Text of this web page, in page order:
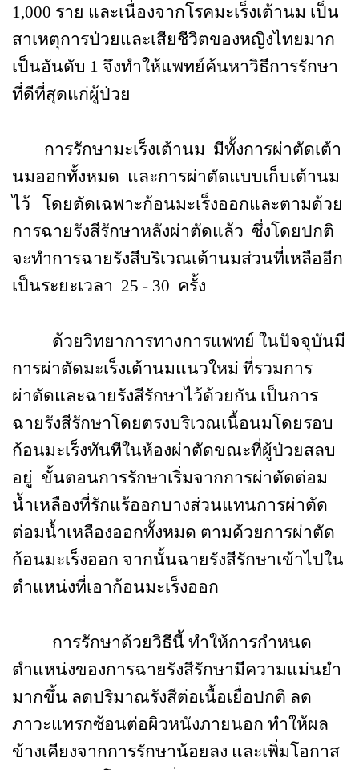
1,000 ราย และเนื่องจากโรคมะเร็งเต้านม เป็น
สาเหตุการป่วยและเสียชีวิตของหญิงไทยมาก
เป็นอันดับ 1 จึงทำให้แพทย์ค้นหาวิธีการรักษา
ที่ดีที่สุดแก่ผู้ป่วย
การรักษามะเร็งเต้านม มีทั้งการผ่าตัดเต้า
นมออกทั้งหมด และการผ่าตัดแบบเก็บเต้านม
ไว้
โดยตัดเฉพาะก้อนมะเร็งออกและตามด้วย
การฉายรังสีรักษาหลังผ่าตัดแล้ว ซึ่งโดยปกติ
จะทำการฉายรังสีบริเวณเต้านมส่วนที่เหลืออีก
เป็นระยะเวลา 25 - 30 ครั้ง
ด้วยวิทยาการทางการแพทย์ ในปัจจุบันมี
การผ่าตัดมะเร็งเต้านมแนวใหม่ ที่รวมการ
ผ่าตัดและฉายรังสีรักษาไว้ด้วยกัน เป็นการ
ฉายรังสีรักษาโดยตรงบริเวณเนื้อนมโดยรอบ
ก้อนมะเร็งทันทีในห้องผ่าตัดขณะที่ผู้ป่วยสลบ
อยู่ ขั้นตอนการรักษาเริ่มจากการผ่าตัดต่อม
น้ำเหลืองที่รักแร้ออกบางส่วนแทนการผ่าตัด
ต่อมน้ำเหลืองออกทั้งหมด ตามด้วยการผ่าตัด
ก้อนมะเร็งออก จากนั้นฉายรังสีรักษาเข้าไปใน
ตำแหน่งที่เอาก้อนมะเร็งออก
การรักษาด้วยวิธีนี้ ทำให้การกำหนด
ตำแหน่งของการฉายรังสีรักษามีความแม่นยำ
มากขึ้น ลดปริมาณรังสีต่อเนื้อเยื่อปกติ ลด
ภาวะแทรกซ้อนต่อผิวหนังภายนอก ทำให้ผล
ข้างเคียงจากการรักษาน้อยลง และเพิ่มโอกาส